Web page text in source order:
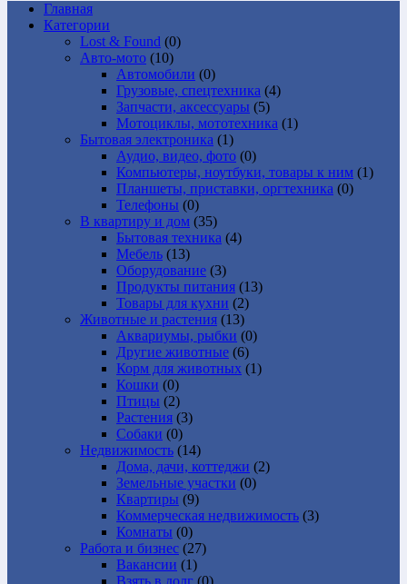
Главная
Категории
Lost & Found (0)
Авто-мото (10)
Автомобили (0)
Грузовые, спецтехника (4)
Запчасти, аксессуары (5)
Мотоциклы, мототехника (1)
Бытовая электроника (1)
Аудио, видео, фото (0)
Компьютеры, ноутбуки, товары к ним (1)
Планшеты, приставки, оргтехника (0)
Телефоны (0)
В квартиру и дом (35)
Бытовая техника (4)
Мебель (13)
Оборудование (3)
Продукты питания (13)
Товары для кухни (2)
Животные и растения (13)
Аквариумы, рыбки (0)
Другие животные (6)
Корм для животных (1)
Кошки (0)
Птицы (2)
Растения (3)
Собаки (0)
Недвижимость (14)
Дома, дачи, коттеджи (2)
Земельные участки (0)
Квартиры (9)
Коммерческая недвижимость (3)
Комнаты (0)
Работа и бизнес (27)
Вакансии (1)
Взять в долг (0)